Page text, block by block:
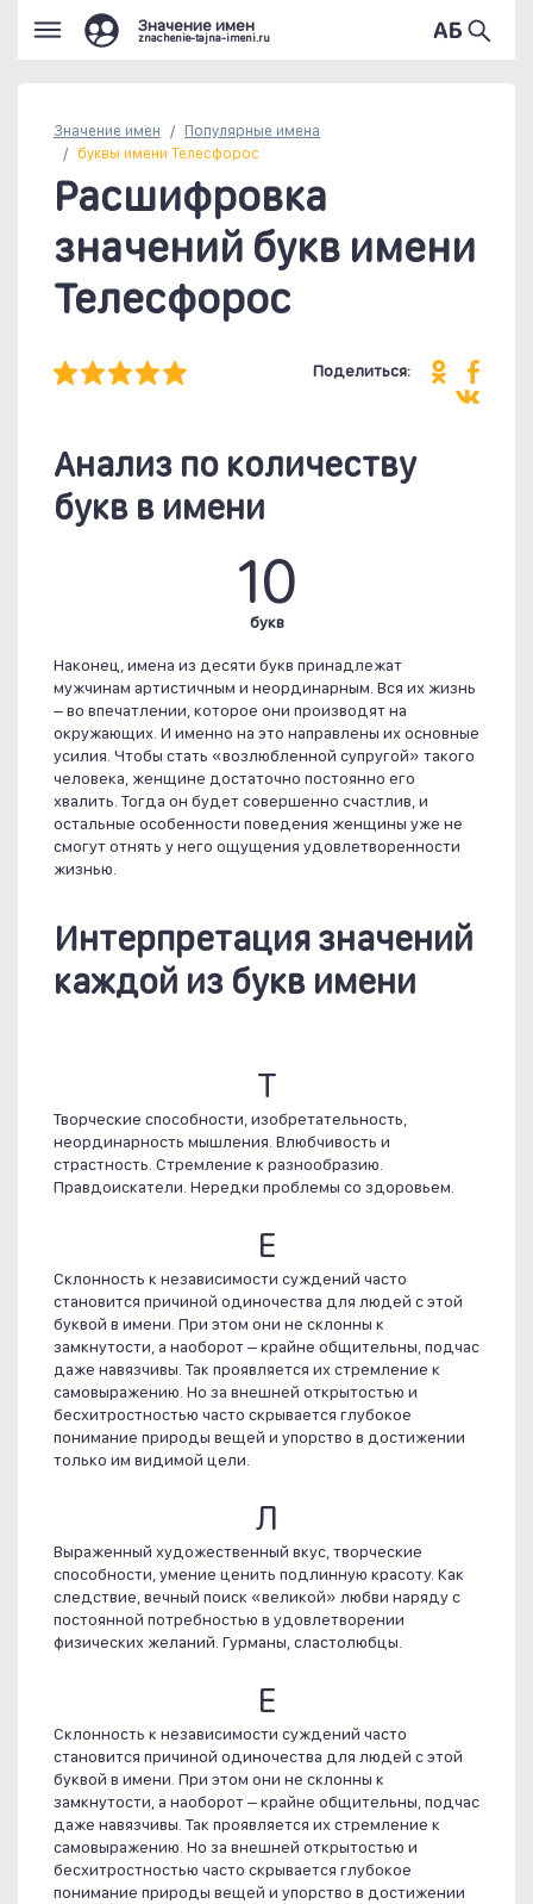
Значение имен
znachenie-tajna-imeni.ru
Значение имен Популярные имена
буквы имени Телесфорос
Расшифровка
значений букв имени
Телесфорос
Поделиться:
Анализ по количеству
букв в имени
10
букв
Наконец, имена из десяти букв принадлежат
мужчинам артистичным и неординарным. Вся их жизнь
– во впечатлении, которое они производят на
окружающих. И именно на это направлены их основные
усилия. Чтобы стать «возлюбленной супругой» такого
человека, женщине достаточно постоянно его
хвалить. Тогда он будет совершенно счастлив, и
остальные особенности поведения женщины уже не
смогут отнять у него ощущения удовлетворенности
жизнью.
Интерпретация значений
каждой из букв имени
Т
Творческие способности, изобретательность,
неординарность мышления. Влюбчивость и
страстность. Стремление к разнообразию.
Правдоискатели. Нередки проблемы со здоровьем.
Е
Склонность к независимости суждений часто
становится причиной одиночества для людей с этой
буквой в имени. При этом они не склонны к
замкнутости, а наоборот – крайне общительны, подчас
даже навязчивы. Так проявляется их стремление к
самовыражению. Но за внешней открытостью и
бесхитростностью часто скрывается глубокое
понимание природы вещей и упорство в достижении
только им видимой цели.
Л
Выраженный художественный вкус, творческие
способности, умение ценить подлинную красоту. Как
следствие, вечный поиск «великой» любви наряду с
постоянной потребностью в удовлетворении
физических желаний. Гурманы, сластолюбцы.
Е
Склонность к независимости суждений часто
становится причиной одиночества для людей с этой
буквой в имени. При этом они не склонны к
замкнутости, а наоборот – крайне общительны, подчас
даже навязчивы. Так проявляется их стремление к
самовыражению. Но за внешней открытостью и
бесхитростностью часто скрывается глубокое
понимание природы вещей и упорство в достижении